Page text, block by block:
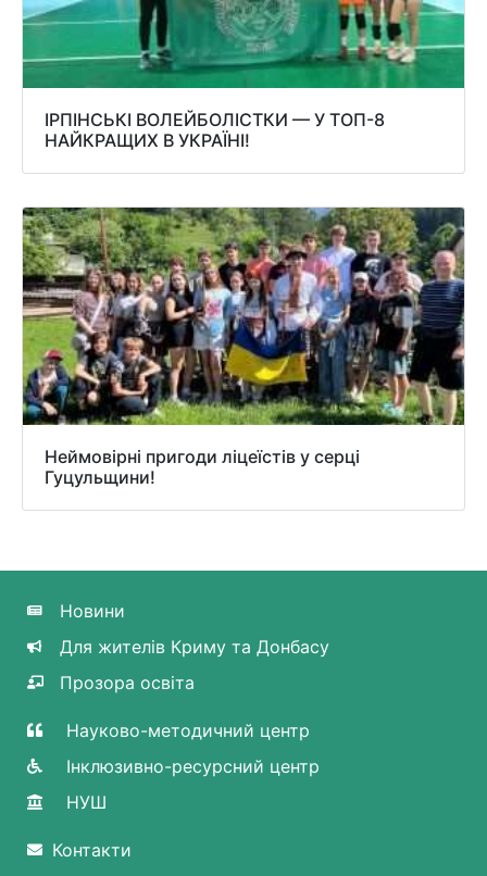
ІРПІНСЬКІ ВОЛЕЙБОЛІСТКИ — У ТОП-8
НАЙКРАЩИХ В УКРАЇНІ!
Неймовірні пригоди ліцеїстів у серці
Гуцульщини!
Новини
Для жителів Криму та Донбасу
Прозора освіта
Науково-методичний центр
Інклюзивно-ресурсний центр
НУШ
Контакти